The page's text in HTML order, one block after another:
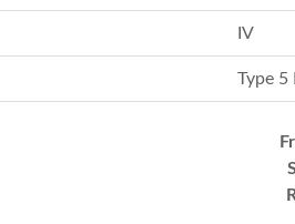
IV
Type 5